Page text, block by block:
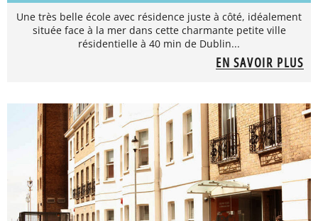
Une très belle école avec résidence juste à côté, idéalement
située face à la mer dans cette charmante petite ville
résidentielle à 40 min de Dublin...
EN SAVOIR PLUS